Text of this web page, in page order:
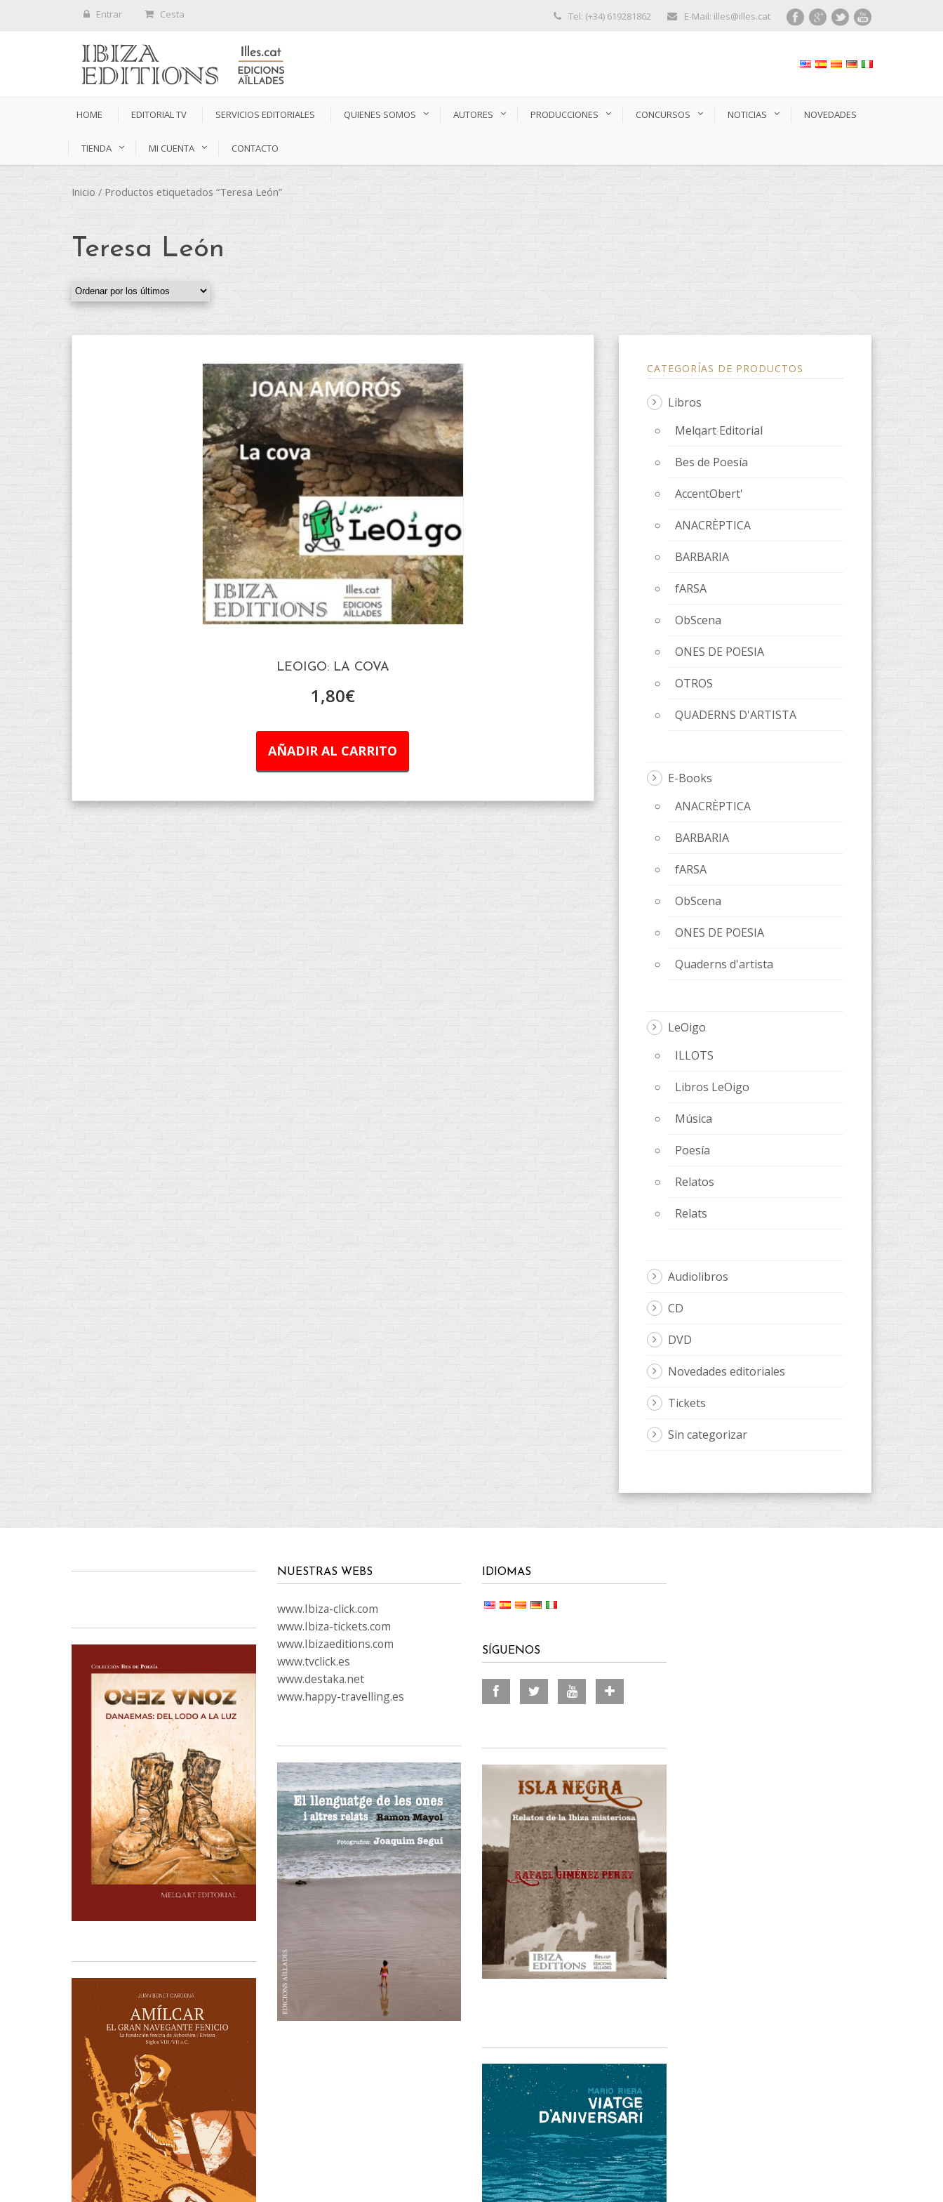
Entrar Cesta Tel: (+34) 619281862 E-Mail: illes@illes.cat
HOME EDITORIAL TV SERVICIOS EDITORIALES QUIENES SOMOS AUTORES PRODUCCIONES CONCURSOS NOTICIAS NOVEDADES
TIENDA MI CUENTA CONTACTO
Inicio / Productos etiquetados “Teresa León”
Teresa León
LEOIGO: LA COVA
1,80€
AÑADIR AL CARRITO
CATEGORÍAS DE PRODUCTOS
Libros
Melqart Editorial
Bes de Poesía
AccentObert'
ANACRÈPTICA
BARBARIA
fARSA
ObScena
ONES DE POESIA
OTROS
QUADERNS D'ARTISTA
E-Books
ANACRÈPTICA
BARBARIA
fARSA
ObScena
ONES DE POESIA
Quaderns d'artista
LeOigo
ILLOTS
Libros LeOigo
Música
Poesía
Relatos
Relats
Audiolibros
CD
DVD
Novedades editoriales
Tickets
Sin categorizar
NUESTRAS WEBS
www.Ibiza-click.com
www.Ibiza-tickets.com
www.Ibizaeditions.com
www.tvclick.es
www.destaka.net
www.happy-travelling.es
IDIOMAS
SÍGUENOS